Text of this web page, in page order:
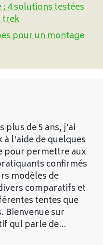
4 solutions testées
trek
pour un montage
plus de 5 ans, j'ai
l'aide de quelques
pour permettre aux
confirmés
modèles de
comparatifs et
tentes que
Bienvenue sur
qui parle de...